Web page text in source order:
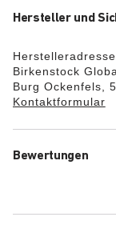
Hersteller und
Birkenstock
Burg Ockenfels,
Kontaktformular
Bewertungen